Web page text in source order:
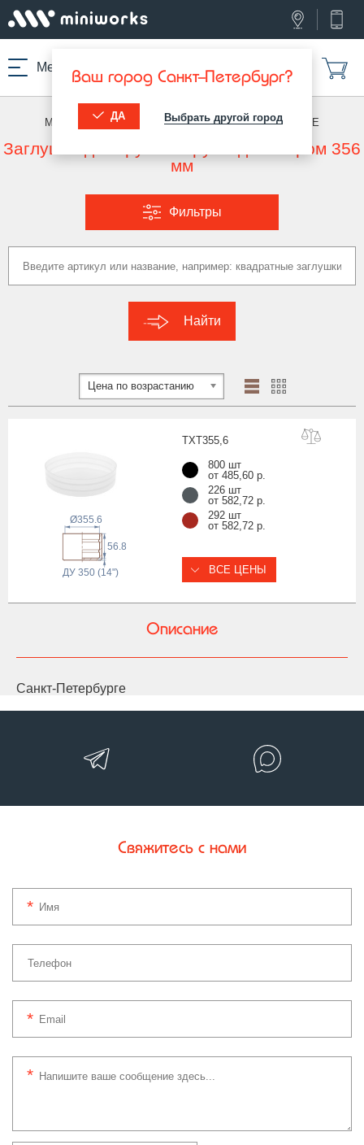
Меню Ваш город Санкт-Петербург?
ДА Выбрать другой город
МИНИВОРКС ПРО ЗАГЛУШКИ ДЛЯ ТРУБ /КРУГЛЫЕ
Заглушка для круглой трубы диаметром 356
мм
Фильтры
Найти
Цена по возрастанию
TXT355,6
56.8
ДУ 350 (14")
Ø355.6
800 шт
от 485,60 р.
226 шт
от 582,72 р.
292 шт
от 582,72 р.
ВСЕ ЦЕНЫ
Описание
Санкт-Петербурге
Свяжитесь с нами